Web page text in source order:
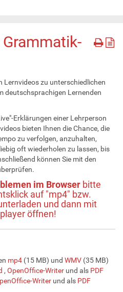
Lernvideos zu unterschiedlichen
deutschsprachigen Lernenden
Erklärungen einer Lehrperson
bieten Ihnen die Chance, die
zu verfolgen, anzuhalten,
oft wiederholen zu lassen, bis
können Sie mit den
im Browser bitte
auf "mp4" bzw.
und dann mit
öffnen!
mp4 (15 MB) und WMV (35 MB)
, OpenOffice-Writer und als PDF
Writer und als PDF